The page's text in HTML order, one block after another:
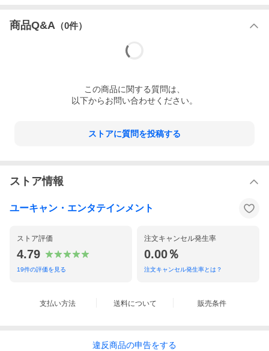
商品Q&A （0件）
この商品に関する質問は、
以下からお問い合わせください。
ストアに質問を投稿する
ストア情報
ユーキャン・エンタテインメント
ストア評価
4.79
19件の評価を見る
注文キャンセル発生率
0.00％
注文キャンセル発生率とは？
支払い方法 送料について 販売条件
違反商品の申告をする